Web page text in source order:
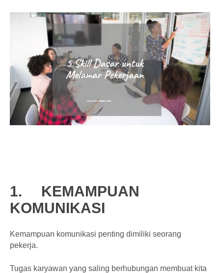
1.
KEMAMPUAN
KOMUNIKASI
Kemampuan komunikasi penting dimiliki seorang
pekerja.
Tugas karyawan yang saling berhubungan membuat kita